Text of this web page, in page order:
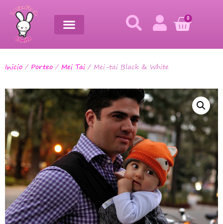
0
Inicio / Porteo / Mei Tai / Mei-tai Black & White